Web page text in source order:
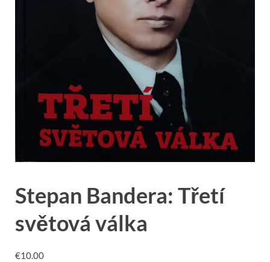
Stepan Bandera: Třetí
světová válka
€10.00